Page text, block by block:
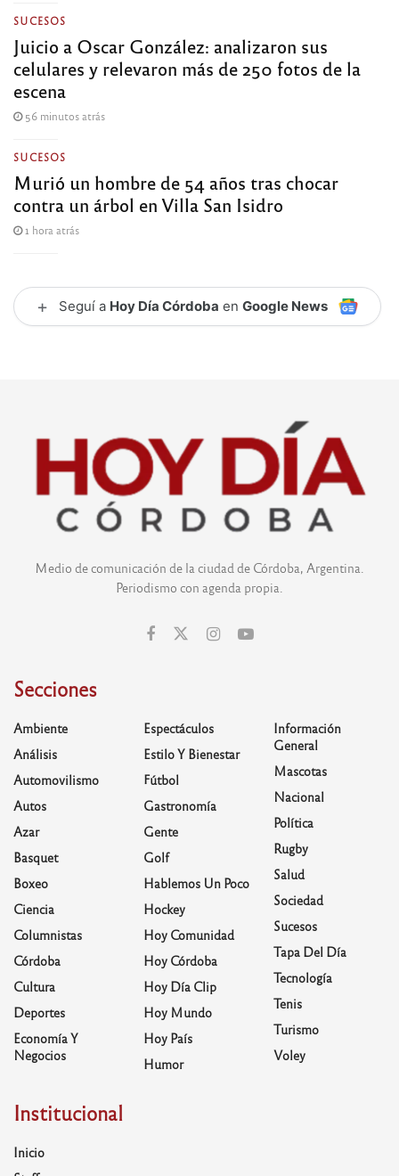
SUCESOS
Juicio a Oscar González: analizaron sus
celulares y relevaron más de 250 fotos de la
escena
56 minutos atrás
SUCESOS
Murió un hombre de 54 años tras chocar
contra un árbol en Villa San Isidro
1 hora atrás
+ Seguí a Hoy Día Córdoba en Google News
Medio de comunicación de la ciudad de Córdoba, Argentina.
Periodismo con agenda propia.
Secciones
Ambiente
Análisis
Automovilismo
Autos
Azar
Basquet
Boxeo
Ciencia
Columnistas
Córdoba
Cultura
Deportes
Economía Y
Negocios
Espectáculos
Estilo Y Bienestar
Fútbol
Gastronomía
Gente
Golf
Hablemos Un Poco
Hockey
Hoy Comunidad
Hoy Córdoba
Hoy Día Clip
Hoy Mundo
Hoy País
Humor
Información
General
Mascotas
Nacional
Política
Rugby
Salud
Sociedad
Sucesos
Tapa Del Día
Tecnología
Tenis
Turismo
Voley
Institucional
Inicio